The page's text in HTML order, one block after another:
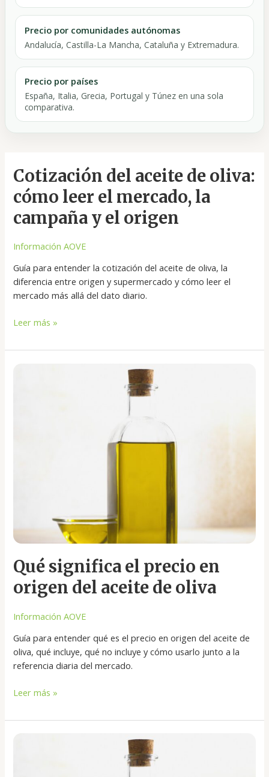
Precio por comunidades autónomas
Andalucía, Castilla-La Mancha, Cataluña y Extremadura.
Precio por países
España, Italia, Grecia, Portugal y Túnez en una sola
comparativa.
Cotización del aceite de oliva:
cómo leer el mercado, la
campaña y el origen
Información AOVE
Guía para entender la cotización del aceite de oliva, la
diferencia entre origen y supermercado y cómo leer el
mercado más allá del dato diario.
Cotización
del
aceite
de
oliva:
cómo
el
mercado,
la
y
origen
Leer más »
Qué significa el precio en
origen del aceite de oliva
Información AOVE
Guía para entender qué es el precio en origen del aceite de
oliva, qué incluye, qué no incluye y cómo usarlo junto a la
referencia diaria del mercado.
Leer más »